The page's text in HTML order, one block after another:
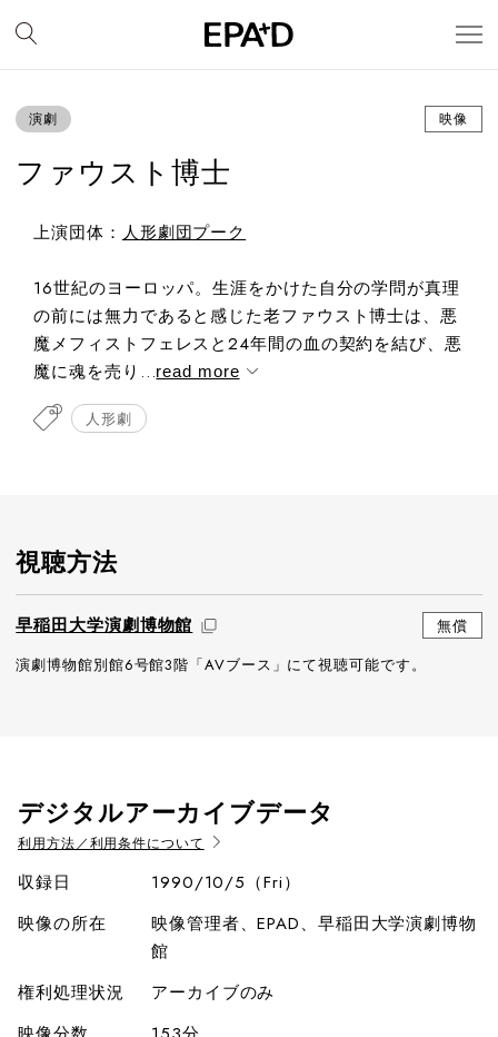
演劇 映像
ファウスト博士
上演団体： 人形劇団プーク
16世紀のヨーロッパ。生涯をかけた自分の学問が真理
の前には無力であると感じた老ファウスト博士は、悪
魔メフィストフェレスと24年間の血の契約を結び、悪
魔に魂を売り...read more
人形劇
視聴方法
早稲田大学演劇博物館
無償
演劇博物館別館6号館3階「AVブース」にて視聴可能です。
デジタルアーカイブデータ
利用方法／利用条件について
収録日
1990/10/5（Fri）
映像の所在
映像管理者、EPAD、早稲田大学演劇博物
館
権利処理状況
アーカイブのみ